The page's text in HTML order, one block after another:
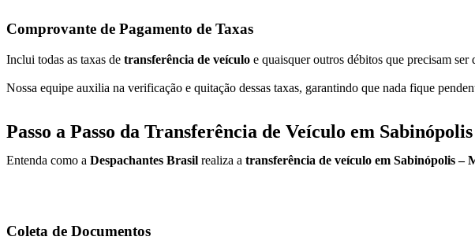
Comprovante de Pagamento de Taxas
Inclui todas as taxas de transferência de veículo e quaisquer outros débitos que precisam
Nossa equipe auxilia na verificação e quitação dessas taxas, garantindo que nada fique
Passo a Passo da Transferência de Veículo em
Entenda como a Despachantes Brasil realiza a transferência de veículo em Sabinópolis –
Coleta de Documentos